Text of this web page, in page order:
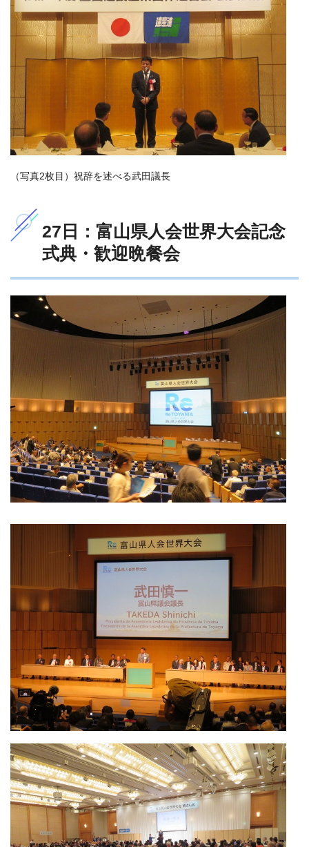
（写真2枚目）祝辞を述べる武田議長
27日：富山県人会世界大会記念
式典・歓迎晩餐会